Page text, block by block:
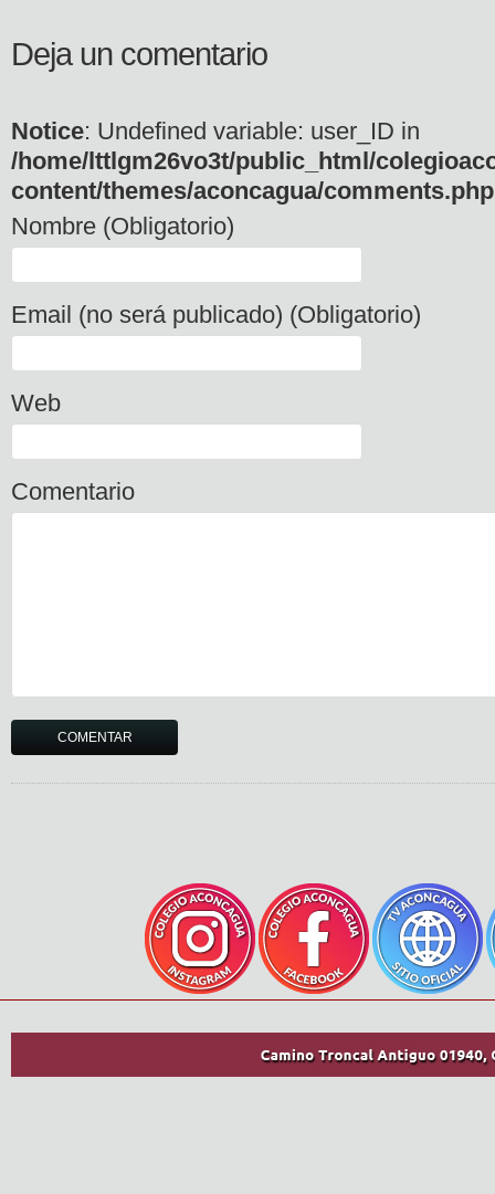
Deja un comentario
Notice: Undefined variable: user_ID in
/home/lttlgm26vo3t/public_html/
content/themes/aconcagua/comments.php
Nombre (Obligatorio)
Email (no será publicado) (Obligatorio)
Web
Comentario